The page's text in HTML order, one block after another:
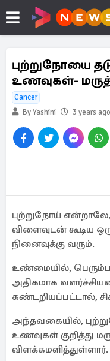
புற்றுநோயை
உணவுகள்-
Cancer
By Yashini
3 years ago
புற்றுநோய்
விளைவுடன் கூடிய
நினைவுக்கு வரும்.
உண்மையில்,
அதிகமாக
கண்டறியப்பட்டால்,
அந்தவகையில்,
உணவுகள் குறித்து
விளக்கமளித்துள்ளார்.